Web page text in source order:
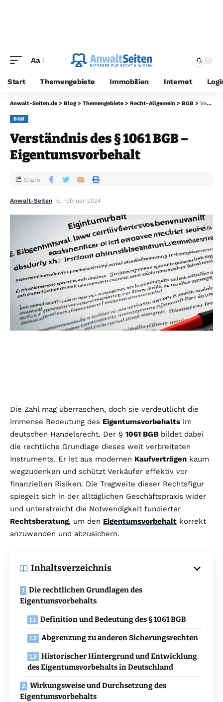
Aa
Start Themengebiete Immobilien Internet
Anwalt-Seiten.de > Blog > Themengebiete > Recht-Allgemein > BGB > Verständnis des § 1061 BGB – Eigentumsvorbehalt
BGB
Verständnis des § 1061 BGB –
Eigentumsvorbehalt
Anwalt-Seiten 6. Februar 2024
Share
Die Zahl mag überraschen, doch sie verdeutlicht die
immense Bedeutung des Eigentumsvorbehalts im
deutschen Handelsrecht. Der § 1061 BGB bildet dabei
die rechtliche Grundlage dieses weit verbreiteten
Instruments. Er ist aus modernen Kaufverträgen kaum
wegzudenken und schützt Verkäufer effektiv vor
finanziellen Risiken. Die Tragweite dieser Rechtsfigur
spiegelt sich in der alltäglichen Geschäftspraxis wider
und unterstreicht die Notwendigkeit fundierter
Rechtsberatung, um den Eigentumsvorbehalt korrekt
anzuwenden und abzusichern.
Inhaltsverzeichnis
Die rechtlichen Grundlagen des
Eigentumsvorbehalts
Definition und Bedeutung des § 1061 BGB
Abgrenzung zu anderen Sicherungsrechten
Historischer Hintergrund und Entwicklung
des Eigentumsvorbehalts in Deutschland
Wirkungsweise und Durchsetzung des
Eigentumsvorbehalts